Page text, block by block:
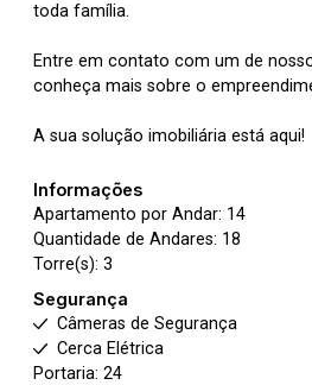
toda família.
Entre em contato com um de
conheça mais sobre o
A sua solução imobiliária está aqui!
Informações
Apartamento por Andar: 14
Quantidade de Andares: 18
Torre(s): 3
Segurança
Câmeras de Segurança
Cerca Elétrica
Portaria: 24